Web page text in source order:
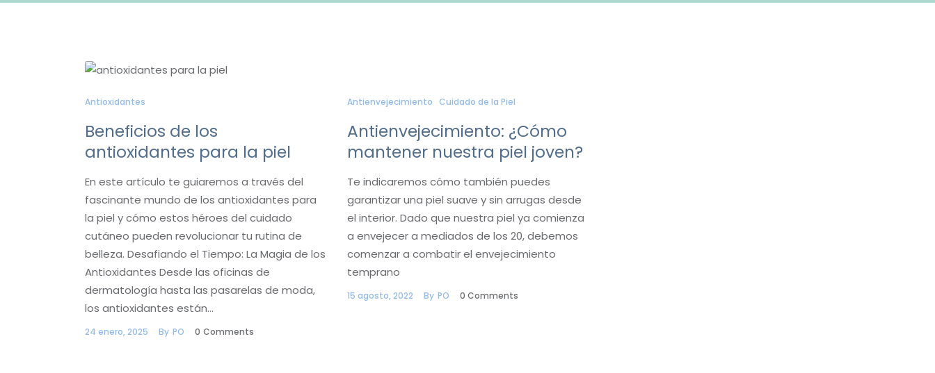
Antioxidantes
Beneficios de los
antioxidantes para la piel
En este artículo te guiaremos a través del
fascinante mundo de los antioxidantes para
la piel y cómo estos héroes del cuidado
cutáneo pueden revolucionar tu rutina de
belleza. Desafiando el Tiempo: La Magia de los
Antioxidantes Desde las oficinas de
dermatología hasta las pasarelas de moda,
los antioxidantes están…
24 enero, 2025 By PO 0 Comments
Antienvejecimiento Cuidado de la Piel
Antienvejecimiento: ¿Cómo
mantener nuestra piel joven?
Te indicaremos cómo también puedes
garantizar una piel suave y sin arrugas desde
el interior. Dado que nuestra piel ya comienza
a envejecer a mediados de los 20, debemos
comenzar a combatir el envejecimiento
temprano
15 agosto, 2022 By PO 0 Comments